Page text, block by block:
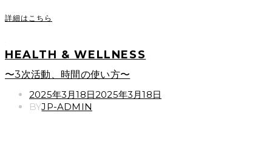
詳細はこちら
HEALTH & WELLNESS
〜3次活動、時間の使い方〜
POSTED
ON
2025年3月18日2025年3月18日
BYJP-ADMIN